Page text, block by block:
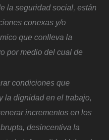
la seguridad social, están
conexas y/o
que conlleva la
por medio del cual de
condiciones que
la dignidad en el trabajo,
incrementos en los
desincentiva la